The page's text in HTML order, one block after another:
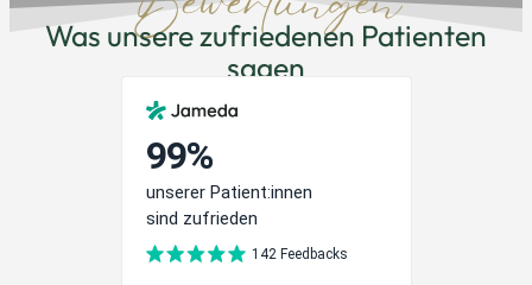
Bewertungen
Was unsere zufriedenen Patienten
sagen